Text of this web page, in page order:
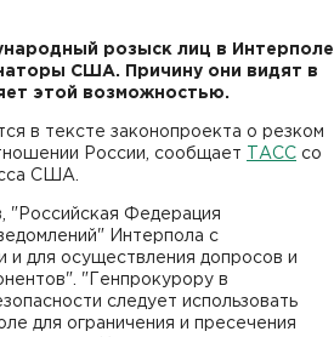
розыск лиц в Интерполе
США. Причину они видят в
этой возможностью.
в тексте законопроекта о резком
России, сообщает
ТАСС со
США.
"Российская Федерация
Интерпола с
и для осуществления допросов и
"Генпрокурору в
следует использовать
для ограничения и пресечения